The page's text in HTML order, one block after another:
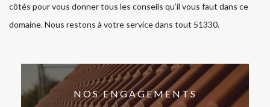
côtés pour vous donner tous les conseils qu’il vous faut dans ce
domaine. Nous restons à votre service dans tout 51330.
NOS ENGAGEMENTS